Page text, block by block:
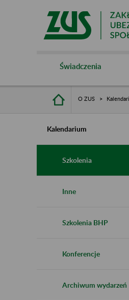
Świadczenia
O ZUS
Kalendarium
Szkolenia
Inne
Szkolenia BHP
Konferencje
Archiwum wydarzeń